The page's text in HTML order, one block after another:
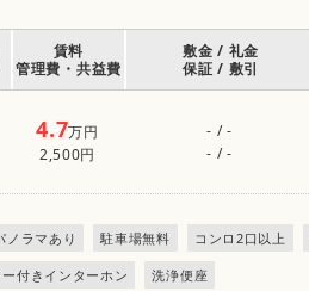
賃料
管理費・共益費
敷金 / 礼金
保証 / 敷引
4.7万円
2,500円
- / -
- / -
ノラマあり 駐車場無料 コンロ2口以上
付きインターホン 洗浄便座